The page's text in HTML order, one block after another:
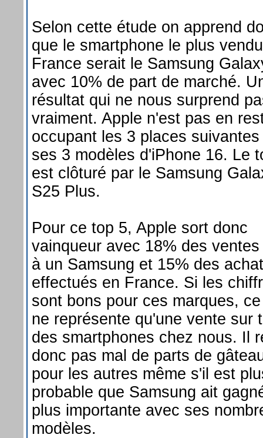
Selon cette étude on apprend
que le smartphone le plus
France serait le Samsung
avec 10% de part de marché.
résultat qui ne nous surprend
vraiment. Apple n'est pas en
occupant les 3 places
ses 3 modèles d'iPhone 16. Le
est clôturé par le Samsung
S25 Plus.
Pour ce top 5, Apple sort donc
vainqueur avec 18% des
à un Samsung et 15% des
effectués en France. Si les
sont bons pour ces marques,
ne représente qu'une vente sur
des smartphones chez nous. Il
donc pas mal de parts de
pour les autres même s'il est
probable que Samsung ait
plus importante avec ses
modèles.